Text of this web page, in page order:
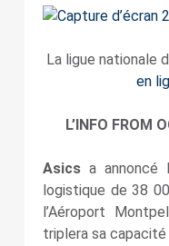
La ligue nationale
en
L’INFO FROM
Asicsa annoncé
logistique de 38
l’Aéroport
triplera sa capacité